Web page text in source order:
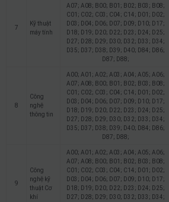
7
Kỹ thuật
máy tính
A07; A08; B00; B01; B02; B03; B08;
C01; C02; C03; C04; C14; D01; D02;
D03; D04; D06; D07; D09; D10; D17;
D18; D19; D20; D22; D23; D24; D25;
D27; D28; D29; D30; D32; D33; D34;
D35; D37; D38; D39; D40; D84; D86;
D87; D88;
8
Công
nghệ
thông tin
A00; A01; A02; A03; A04; A05; A06;
A07; A08; B00; B01; B02; B03; B08;
C01; C02; C03; C04; C14; D01; D02;
D03; D04; D06; D07; D09; D10; D17;
D18; D19; D20; D22; D23; D24; D25;
D27; D28; D29; D30; D32; D33; D34;
D35; D37; D38; D39; D40; D84; D86;
D87; D88;
9
Công
nghệ kỹ
thuật Cơ
khí
A00; A01; A02; A03; A04; A05; A06;
A07; A08; B00; B01; B02; B03; B08;
C01; C02; C03; C04; C14; D01; D02;
D03; D04; D06; D07; D09; D10; D17;
D18; D19; D20; D22; D23; D24; D25;
D27; D28; D29; D30; D32; D33; D34;